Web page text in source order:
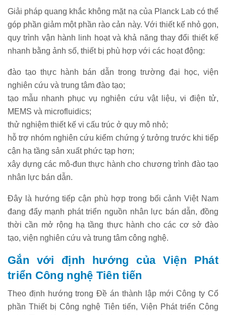
Giải pháp quang khắc không mặt nạ của Planck Lab có thể
góp phần giảm một phần rào cản này. Với thiết kế nhỏ gọn,
quy trình vận hành linh hoạt và khả năng thay đổi thiết kế
nhanh bằng ảnh số, thiết bị phù hợp với các hoạt động:
đào tạo thực hành bán dẫn trong trường đại học, viện
nghiên cứu và trung tâm đào tạo;
tạo mẫu nhanh phục vụ nghiên cứu vật liệu, vi điện tử,
MEMS và microfluidics;
thử nghiệm thiết kế vi cấu trúc ở quy mô nhỏ;
hỗ trợ nhóm nghiên cứu kiểm chứng ý tưởng trước khi tiếp
cận hạ tầng sản xuất phức tạp hơn;
xây dựng các mô-đun thực hành cho chương trình đào tạo
nhân lực bán dẫn.
Đây là hướng tiếp cận phù hợp trong bối cảnh Việt Nam
đang đẩy mạnh phát triển nguồn nhân lực bán dẫn, đồng
thời cần mở rộng hạ tầng thực hành cho các cơ sở đào
tạo, viện nghiên cứu và trung tâm công nghệ.
Gắn với định hướng của Viện Phát
triển Công nghệ Tiên tiến
Theo định hướng trong Đề án thành lập mới Công ty Cổ
phần Thiết bị Công nghệ Tiên tiến, Viện Phát triển Công